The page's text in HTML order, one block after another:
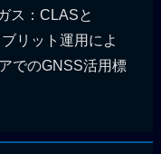
ス：CLASと
リット運用によ
でのGNSS活用標